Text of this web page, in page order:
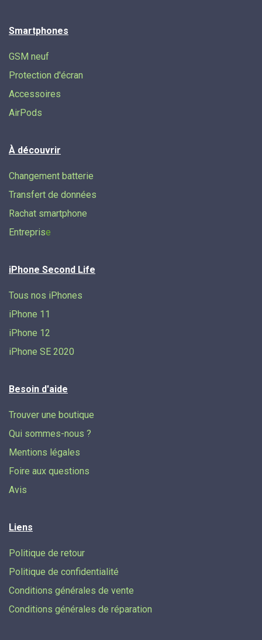
Smartphones
GSM neuf
Protection d'écran
Accessoires
AirPods
À découvrir
Changement batterie
Transfert de données​
Rachat smartphone
Entreprise
iPhone Second Life
Tous nos iPhones
iPhone 11
iPhone 12
iPhone SE 2020
Besoin d'aide
Trouver une boutique
Qui sommes-nous ?
Mentions légales
Foire aux questions
Avis
Liens
Politique de retour
Politique de confidentialité
Conditions générales de vente
Conditions générales de réparation